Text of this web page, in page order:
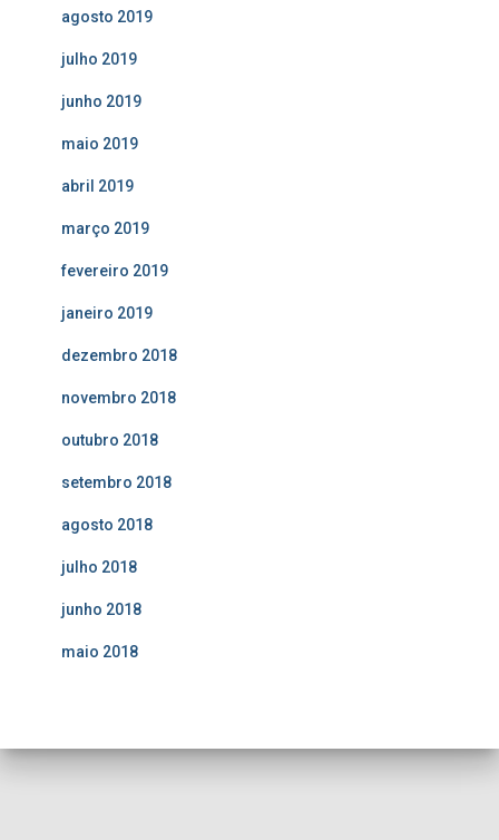
agosto 2019
julho 2019
junho 2019
maio 2019
abril 2019
março 2019
fevereiro 2019
janeiro 2019
dezembro 2018
novembro 2018
outubro 2018
setembro 2018
agosto 2018
julho 2018
junho 2018
maio 2018